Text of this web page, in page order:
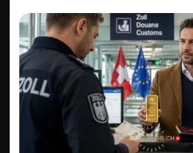
COMPRO PLATINO
COMPRO DIAMANTE
COMPRO OROLOGI
INVESTIRE
DA SAPERE